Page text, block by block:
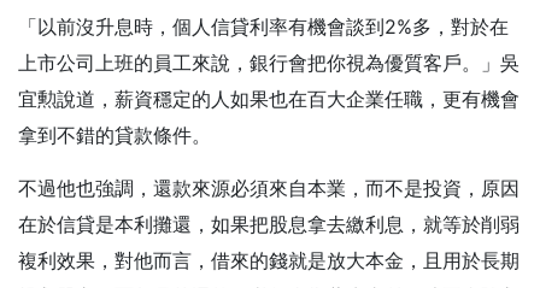
「以前沒升息時，個人信貸利率有機會談到2%多，對於在
上市公司上班的員工來說，銀行會把你視為優質客戶。」吳
宜勲說道，薪資穩定的人如果也在百大企業任職，更有機會
拿到不錯的貸款條件。
不過他也強調，還款來源必須來自本業，而不是投資，原因
在於信貸是本利攤還，如果把股息拿去繳利息，就等於削弱
複利效果，對他而言，借來的錢就是放大本金，且用於長期